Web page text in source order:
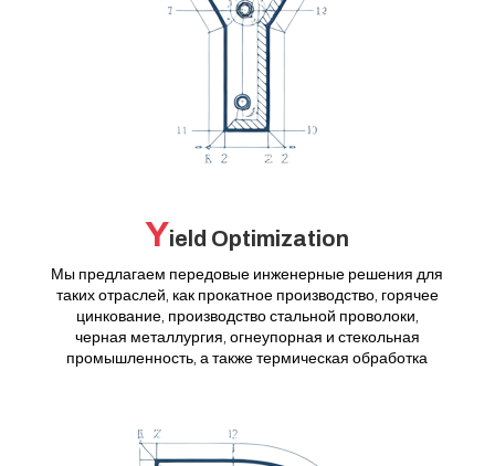
Yield Optimization
Мы предлагаем передовые инженерные решения для
таких отраслей, как прокатное производство, горячее
цинкование, производство стальной проволоки,
черная металлургия, огнеупорная и стекольная
промышленность, а также термическая обработка